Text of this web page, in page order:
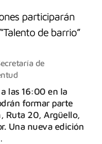
participarán
de barrio”
de
las 16:00 en la
formar parte
Ruta 20, Argüello,
Una nueva edición